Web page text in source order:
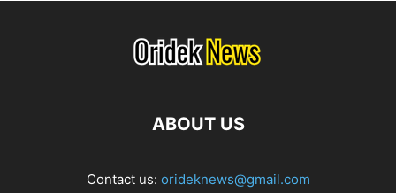
ABOUT US
Contact us: orideknews@gmail.com